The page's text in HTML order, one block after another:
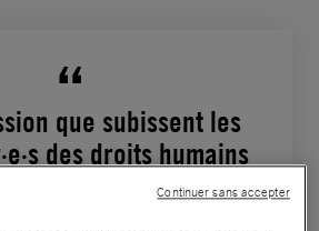
que subissent les
des droits humains
la corruption en
Continuer sans accepter